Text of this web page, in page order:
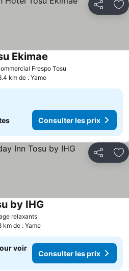
Partager
Frespo Tosu
Ekimae
km de : Yame
Consulter les prix
Partager
relaxantsConsulter les prix
by IHG
km de : Yame
voir
Consulter les prix